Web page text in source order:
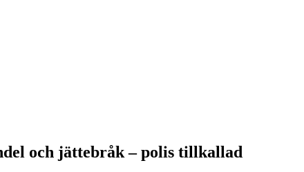
och jättebråk – polis tillkallad